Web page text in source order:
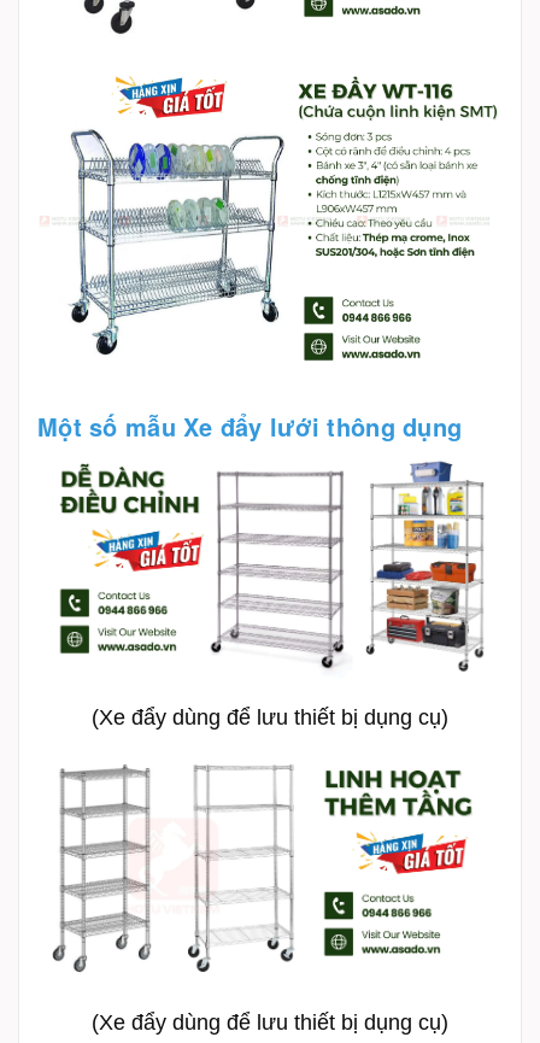
Một số mẫu Xe đẩy lưới thông dụng
(Xe đẩy dùng để lưu thiết bị dụng cụ)
(Xe đẩy dùng để lưu thiết bị dụng cụ)